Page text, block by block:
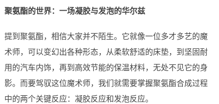
聚氨酯的世界：一场凝胶与发泡的华尔兹
提到聚氨酯，相信大家并不陌生。它就像一位多才多艺的魔
术师，可以变幻出各种形态，从柔软舒适的床垫，到坚固耐
用的汽车内饰，再到高效节能的保温材料，无处不见它的身
影。而要驾驭这位魔术师，我们就需要掌握聚氨酯合成过程
中的两个关键反应：凝胶反应和发泡反应。